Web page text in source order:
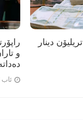
و
ئاب 04, 2026
عێراق زیاتر لە 186 تریلیۆن دینار